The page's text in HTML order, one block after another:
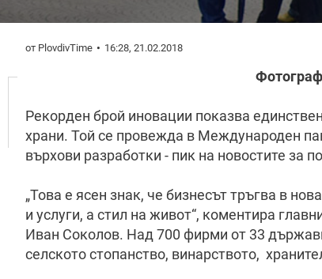
от PlovdivTime 16:28, 21.02.2018
Рекорден брой иновации показва
храни. Той се провежда в Международен
върхови разработки - пик на новостите за
„Това е ясен знак, че бизнесът тръгва в
и услуги, а стил на живот“, коментира
Иван Соколов. Над 700 фирми от 33
селското стопанство, винарството,